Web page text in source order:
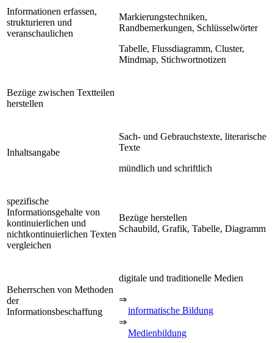
Informationen erfassen,
strukturieren und
veranschaulichen
Markierungstechniken,
Randbemerkungen, Schlüsselwörter
Tabelle, Flussdiagramm, Cluster,
Mindmap, Stichwortnotizen
Bezüge zwischen Textteilen
herstellen
Inhaltsangabe
Sach- und Gebrauchstexte, literarische
Texte
mündlich und schriftlich
spezifische
Informationsgehalte von
kontinuierlichen und
nichtkontinuierlichen Texten
vergleichen
Bezüge herstellen
Schaubild, Grafik, Tabelle, Diagramm
Beherrschen von Methoden
der
Informationsbeschaffung
digitale und traditionelle Medien
⇒
informatische Bildung
⇒
Medienbildung